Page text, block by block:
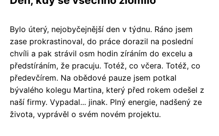
Bylo úterý, nejobyčejnější den v týdnu. Ráno jsem
zase prokrastinoval, do práce dorazil na poslední
chvíli a pak strávil osm hodin zíráním do excelu a
předstíráním, že pracuju. Totéž, co včera. Totéž, co
předevčírem. Na obědové pauze jsem potkal
bývalého kolegu Martina, který před rokem odešel z
naší firmy. Vypadal... jinak. Plný energie, nadšený ze
života, vyprávěl o svém novém projektu.